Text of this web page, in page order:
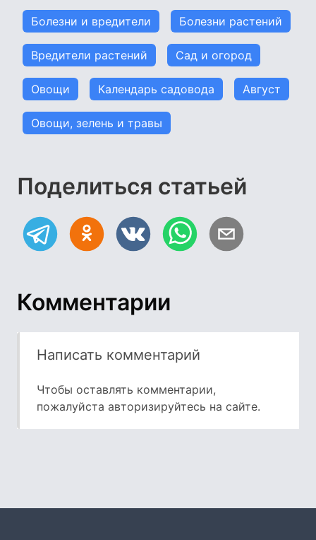
Болезни и вредители Болезни растений
Вредители растений Сад и огород
Овощи Календарь садовода Август
Овощи, зелень и травы
Поделиться статьей
Комментарии
Написать комментарий
Чтобы оставлять комментарии,
пожалуйста авторизируйтесь на сайте.